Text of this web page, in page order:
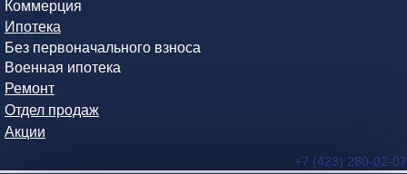
Коммерция
Ипотека
Без первоначального взноса
Военная ипотека
Ремонт
Отдел продаж
Акции
+7 (423) 280-02-07